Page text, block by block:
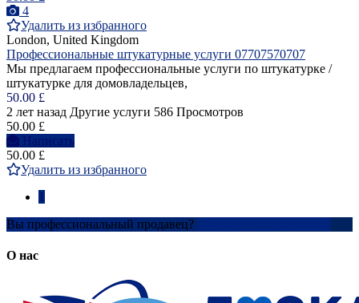
4
Удалить из избранного
London, United Kingdom
Профессиональные штукатурные услуги 07707570707
Мы предлагаем профессиональные услуги по штукатурке /
штукатурке для домовладельцев,
50.00 £
2 лет назад Другие услуги 586 Просмотров
50.00 £
Написать
50.00 £
Удалить из избранного
Вы профессиональный продавец?
О нас